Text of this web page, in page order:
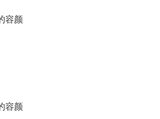
容颜
容颜